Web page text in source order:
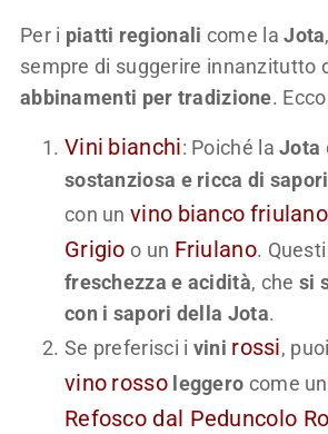
Per i piatti regionali come laJota
sempre di suggerire innanzitutto
abbinamenti per tradizione.
Vini bianchi: Poiché laJota
sostanziosa e ricca di sapori
con unvino bianco friulano
Grigio o un Friulano. Questi
freschezza e acidità, che si
con i sapori della Jota.
Se preferisci i vini rossi,
vino rossoleggero come un
Refosco dal Peduncolo